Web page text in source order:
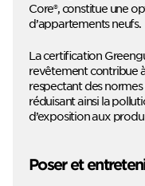
Core®, constitue une
d’appartements neufs.
La certification
revêtement contribue
respectant des normes
réduisant ainsi la
d’exposition aux
Poser et